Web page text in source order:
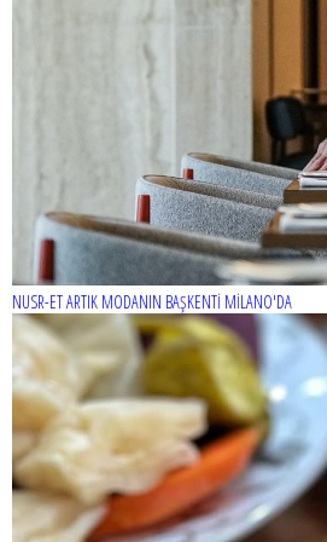
EĞLENCE HAYATINA YENİ SOLUK: Gabbro Dream Theatre
NUSR-ET ARTIK MODANIN BAŞKENTİ MİLANO'DA